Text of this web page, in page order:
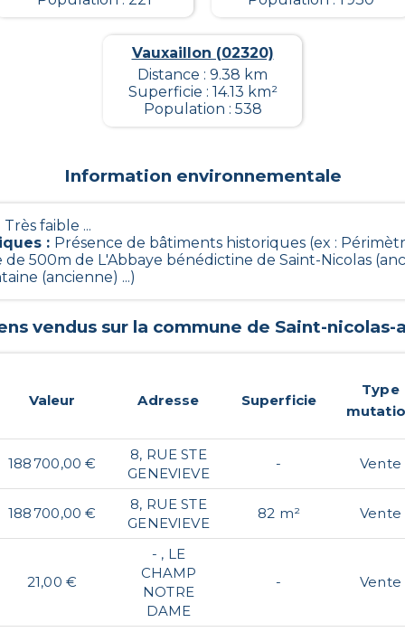
Vauxaillon (02320)
Distance : 9.38 km
Superficie : 14.13 km²
Population : 538
Information environnementale
Très faible ...
: Présence de bâtiments historiques (ex :
500m de L'Abbaye bénédictine de Saint-Nicolas
(ancienne) ...)
vendus sur la commune de Saint-nicolas-
Valeur Adresse Superficie
Type
188 700,00 €
8, RUE STE
GENEVIEVE
- Vente
188 700,00 €
8, RUE STE
GENEVIEVE
82 m² Vente
21,00 €
- , LE
CHAMP
NOTRE
DAME
- Vente